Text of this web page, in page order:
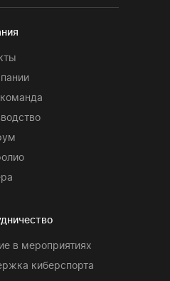
в мероприятиях
киберспорта